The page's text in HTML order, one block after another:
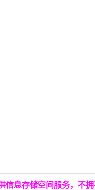
息存储空间服务，不